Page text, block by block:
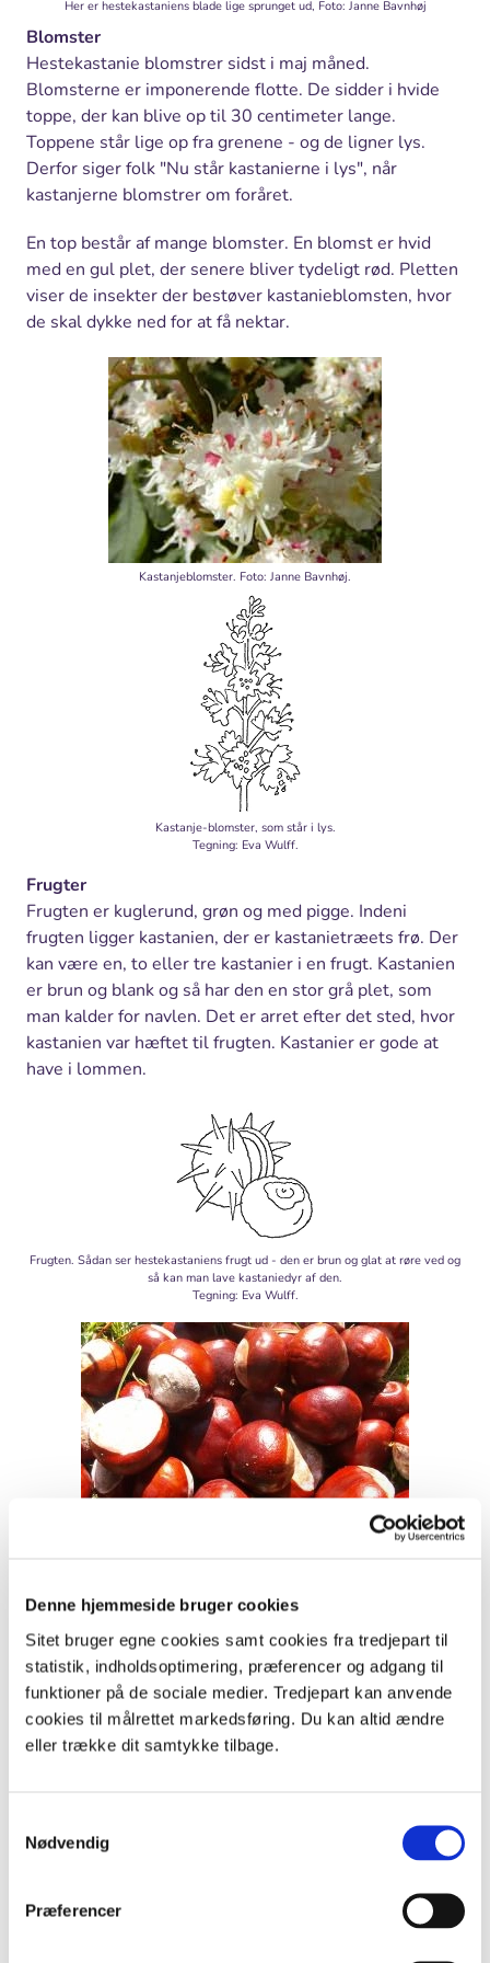
Denne hjemmeside bruger cookies
Sitet bruger egne cookies samt cookies fra tredjepart til
statistik, indholdsoptimering, præferencer og adgang til
funktioner på de sociale medier. Tredjepart kan anvende
cookies til målrettet markedsføring. Du kan altid ændre
eller trække dit samtykke tilbage.
Nødvendig
Præferencer
Her er hestekastaniens blade lige sprunget ud, Foto: Janne Bavnhøj
Blomster
Hestekastanie blomstrer sidst i maj måned.
Blomsterne er imponerende flotte. De sidder i hvide
toppe, der kan blive op til 30 centimeter lange.
Toppene står lige op fra grenene - og de ligner lys.
Derfor siger folk "Nu står kastanierne i lys", når
kastanjerne blomstrer om foråret.
En top består af mange blomster. En blomst er hvid
med en gul plet, der senere bliver tydeligt rød. Pletten
viser de insekter der bestøver kastanieblomsten, hvor
de skal dykke ned for at få nektar.
Kastanjeblomster. Foto: Janne Bavnhøj.
Kastanje-blomster, som står i lys.
Tegning: Eva Wulff.
Frugter
Frugten er kuglerund, grøn og med pigge. Indeni
frugten ligger kastanien, der er kastanietræets frø. Der
kan være en, to eller tre kastanier i en frugt. Kastanien
er brun og blank og så har den en stor grå plet, som
man kalder for navlen. Det er arret efter det sted, hvor
kastanien var hæftet til frugten. Kastanier er gode at
have i lommen.
Frugten. Sådan ser hestekastaniens frugt ud - den er brun og glat at røre ved og
så kan man lave kastaniedyr af den.
Tegning: Eva Wulff.
Om efteråret kan du finde masser af kastanier.
Hestekastanie i skovbruget
Skovbrug
Hestekastanien spiller ingen økonomisk rolle i
kastanietræer i skoven. De er enten plantet fordi de er
smukke - eller fordi kastanierne er gode som foder til
Da kastanierne er tunge og derfor ikke svæver langt